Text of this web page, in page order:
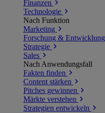
Finanzen
Technologie
Nach Funktion
Marketing
Forschung & Entwicklung
Strategie
Sales
Nach Anwendungsfall
Fakten finden
Content stärken
Pitches gewinnen
Märkte verstehen
Strategien entwickeln